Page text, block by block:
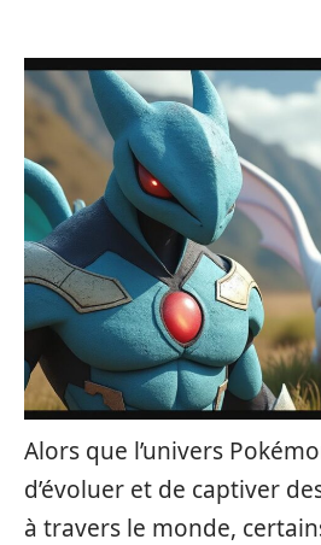
Alors que l’univers
d’évoluer et de captiver
à travers le monde,